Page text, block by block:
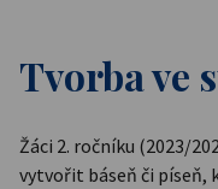
Tvorba ve
Žáci 2. ročníku (2023/
vytvořit báseň či píseň,